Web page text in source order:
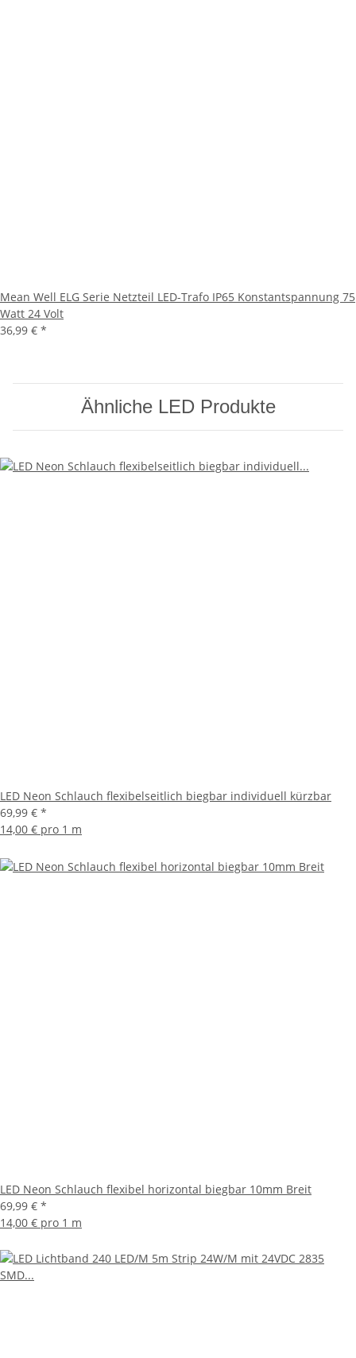
Mean Well ELG Serie Netzteil LED-Trafo IP65 Konstantspannung 75
Watt 24 Volt
36,99 € *
Ähnliche LED Produkte
LED Neon Schlauch flexibelseitlich biegbar individuell kürzbar
69,99 € *
14,00 € pro 1 m
LED Neon Schlauch flexibel horizontal biegbar 10mm Breit
69,99 € *
14,00 € pro 1 m